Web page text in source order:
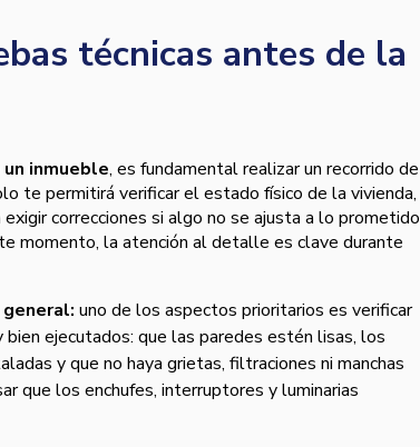
técnicas antes de la
inmueble, es fundamental realizar un recorrido de
te permitirá verificar el estado físico de la vivienda,
correcciones si algo no se ajusta a lo prometido
momento, la atención al detalle es clave durante
uno de los aspectos prioritarios es verificar
ejecutados: que las paredes estén lisas, los
y que no haya grietas, filtraciones ni manchas
que los enchufes, interruptores y luminarias